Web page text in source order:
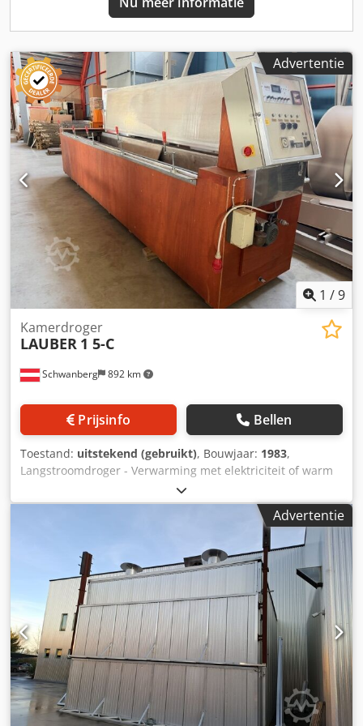
stoom - Gas Belangrijkste voordelen: - Compact en
transporteerbaar ontwerp voor echt mobiele toepassingen
arbeidskosten - Voorgemonteerde constructie verlaagt
transport- en montagerisico’s en kosten - Ideaal voor zowel
zachthout- als hardhoutdrogen én ISPM‑15 conforme
palletbehandeling - Lage bijkomende kosten dankzij de
modulaire plug-and-play configuratie - Industriële
betrouwbaarheid ondanks het compacte formaat
Mobileplan is dé oplossing voor bedrijven die op zoek zijn
naar een premium drooginstallatie met mobiliteit, snelle
implementatie en lage bijkomende kosten—perfect voor
werkplaatsen, kleine zagerijen of veldwerkzaamheden.
Advertentie
1 /9
Schwanberg 892 km
Kamerdroger
LAUBER 1 5-C
Prijsinfo Bellen
Toestand: uitstekend (gebruikt), Bouwjaar: 1983,
Langstroomdroger - Verwarming met elektriciteit of warm
water Binnenlengte kamer ca. 4500 mm Binnenbreedte
kamer ca. 750 mm Binnenhoogte kamer ca. 600 mm
Kamerinhoud 2,0 m³ Belading van bovenaf – kistuitvoering
Bediening handmatig/volautomatisch Elektronische
besturing type C Langsventilatie Aantal ventilatoren: 1
stuks Ventilatoraandrijving 0,55 kW, 400 V, 50 Hz
Elektrische verwarming 4,2 kW INCLUSIEF: Aluminium
stapellatten Houtvochtmeetsensor Gebruikershandleiding,
elektrisch schema, etc. Benodigde ruimte ca. 5600 mm x
1200 mm x 1600 mm Gewicht 400 kg Let op gebruikte
machines: • Vergissingen in technische gegevens en
tussentijdse verkoop voorbehouden. • Genoemde prijzen
zijn afhaalprijzen vanaf locatie – vrij geladen! • De machine
is gereinigd en functioneel getest. • Alle machines worden
Advertentie